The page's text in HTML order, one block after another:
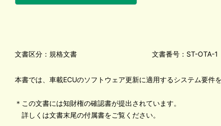
文書区分：規格文書 文書番号：ST-OTA-1
本書では、車載ECUのソフトウェア更新に適用するシステム要件
＊この文書には知財権の確認書が提出されています。
詳しくは文書末尾の付属書をご覧ください。